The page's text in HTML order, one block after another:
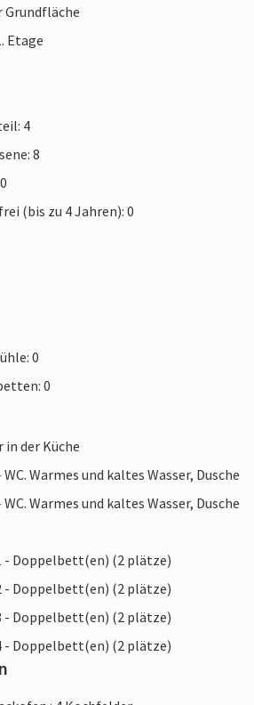
Grundfläche
Etage
4
8
(bis zu 4 Jahren): 0
0
0
der Küche
Warmes und kaltes Wasser, Dusche
Warmes und kaltes Wasser, Dusche
- Doppelbett(en) (2 plätze)
- Doppelbett(en) (2 plätze)
- Doppelbett(en) (2 plätze)
- Doppelbett(en) (2 plätze)